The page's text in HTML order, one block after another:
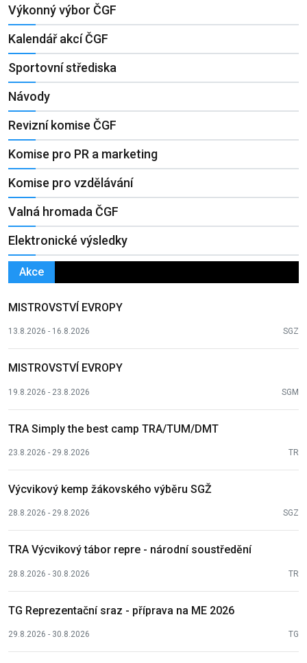
Výkonný výbor ČGF
Kalendář akcí ČGF
Sportovní střediska
Návody
Revizní komise ČGF
Komise pro PR a marketing
Komise pro vzdělávání
Valná hromada ČGF
Elektronické výsledky
Akce
MISTROVSTVÍ EVROPY
13.8.2026 - 16.8.2026 SGZ
MISTROVSTVÍ EVROPY
19.8.2026 - 23.8.2026 SGM
TRA Simply the best camp TRA/TUM/DMT
23.8.2026 - 29.8.2026 TR
Výcvikový kemp žákovského výběru SGŽ
28.8.2026 - 29.8.2026 SGZ
TRA Výcvikový tábor repre - národní soustředění
28.8.2026 - 30.8.2026 TR
TG Reprezentační sraz - příprava na ME 2026
29.8.2026 - 30.8.2026 TG